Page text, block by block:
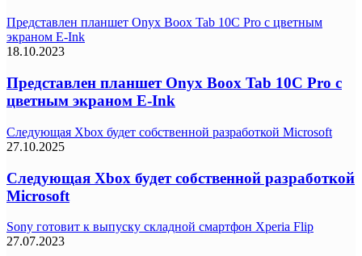
Представлен планшет Onyx Boox Tab 10C Pro с цветным
экраном E-Ink
18.10.2023
Представлен планшет Onyx Boox Tab 10C Pro с
цветным экраном E-Ink
Следующая Xbox будет собственной разработкой Microsoft
27.10.2025
Следующая Xbox будет собственной разработкой
Microsoft
Sony готовит к выпуску складной смартфон Xperia Flip
27.07.2023